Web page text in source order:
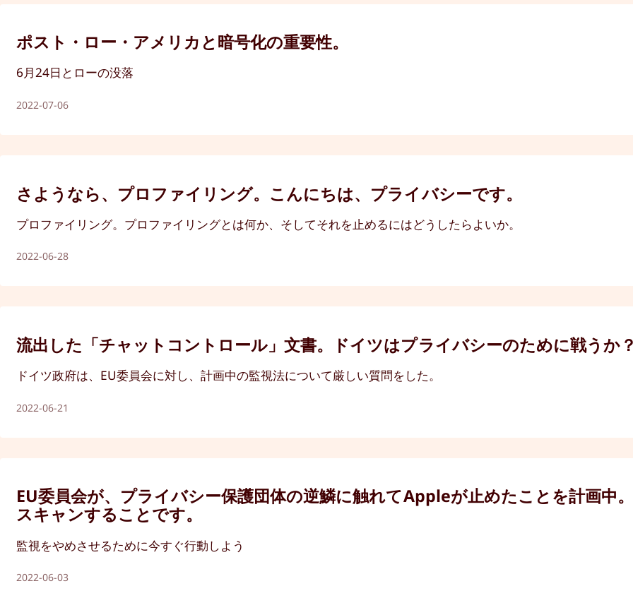
ポスト・ロー・アメリカと暗号化の重要性。
6月24日とローの没落
2022-07-06
さようなら、プロファイリング。こんにちは、プライバシーです。
プロファイリング。プロファイリングとは何か、そしてそれを止めるにはどうしたらよいか。
2022-06-28
流出した「チャットコントロール」文書。ドイツはプライバシーのために戦うか
ドイツ政府は、EU委員会に対し、計画中の監視法について厳しい質問をした。
2022-06-21
EU委員会が、プライバシー保護団体の逆鱗に触れてAppleが止めたことを計画中
スキャンすることです。
監視をやめさせるために今すぐ行動しよう
2022-06-03